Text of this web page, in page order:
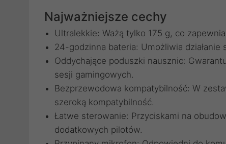
Najważniejsze cechy
Ultralekkie: Ważą tylko 175 g, co
24-godzinna bateria: Umożliwia działanie
Oddychające poduszki nausznic:
sesji gamingowych.
Bezprzewodowa kompatybilność: W
szeroką kompatybilność.
Łatwe sterowanie: Przyciskami na
dodatkowych pilotów.